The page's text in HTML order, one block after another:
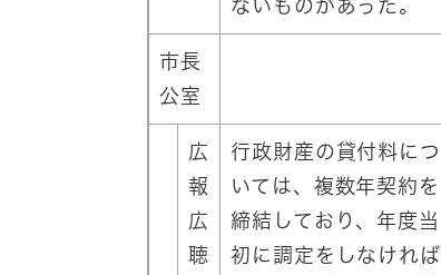
ないものがあった。
市長
公室
広
報
広
聴
行政財産の貸付料につ
いては、複数年契約を
締結しており、年度当
初に調定をしなければ